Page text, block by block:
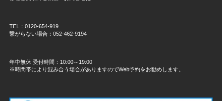
TEL：0120-654-919
繋がらない場合：052-462-9194
年中無休 受付時間：10:00～19:00
※時間帯により混み合う場合がありますのでWeb予約をお勧めします。